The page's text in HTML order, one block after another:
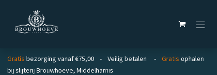
Gratis bezorging vanaf €75,00 - Veilig betalen - Gratis ophalen
bij slijterij Brouwhoeve, Middelharnis